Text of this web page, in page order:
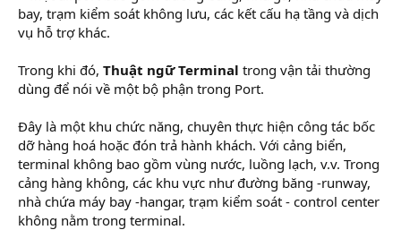
bay, trạm kiểm soát không lưu, các kết cấu hạ tầng và dịch
vụ hỗ trợ khác.
Trong khi đó, Thuật ngữ Terminal trong vận tải thường
dùng để nói về một bộ phận trong Port.
Đây là một khu chức năng, chuyên thực hiện công tác bốc
dỡ hàng hoá hoặc đón trả hành khách. Với cảng biển,
terminal không bao gồm vùng nước, luồng lạch, v.v. Trong
cảng hàng không, các khu vực như đường băng -runway,
nhà chứa máy bay -hangar, trạm kiểm soát - control center
không nằm trong terminal.